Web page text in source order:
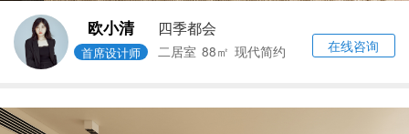
欧小清
首席设计师
四季都会
二居室 88㎡ 现代简约 在线咨询